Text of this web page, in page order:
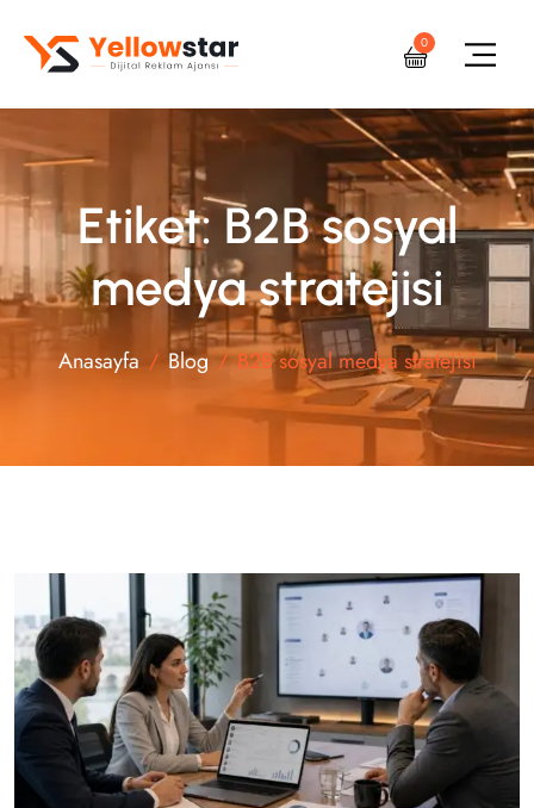
0
Etiket: B2B sosyal
medya stratejisi
Anasayfa Blog B2B sosyal medya stratejisi